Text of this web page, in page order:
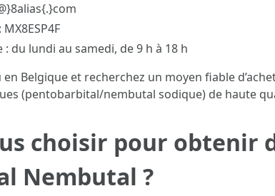
: du lundi au samedi, de 9 h à 18 h
en Belgique et recherchez un moyen fiable
(pentobarbital/nembutal sodique) de haute
choisir pour obtenir
Nembutal ?